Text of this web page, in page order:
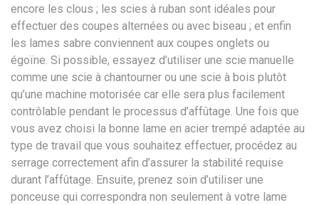
encore les clous ; les scies à ruban sont idéales pour
effectuer des coupes alternées ou avec biseau ; et enfin
les lames sabre conviennent aux coupes onglets ou
égoïne. Si possible, essayez d’utiliser une scie manuelle
comme une scie à chantourner ou une scie à bois plutôt
qu’une machine motorisée car elle sera plus facilement
contrôlable pendant le processus d’affûtage. Une fois que
vous avez choisi la bonne lame en acier trempé adaptée au
type de travail que vous souhaitez effectuer, procédez au
serrage correctement afin d’assurer la stabilité requise
durant l’affûtage. Ensuite, prenez soin d’utiliser une
ponceuse qui correspondra non seulement à votre lame